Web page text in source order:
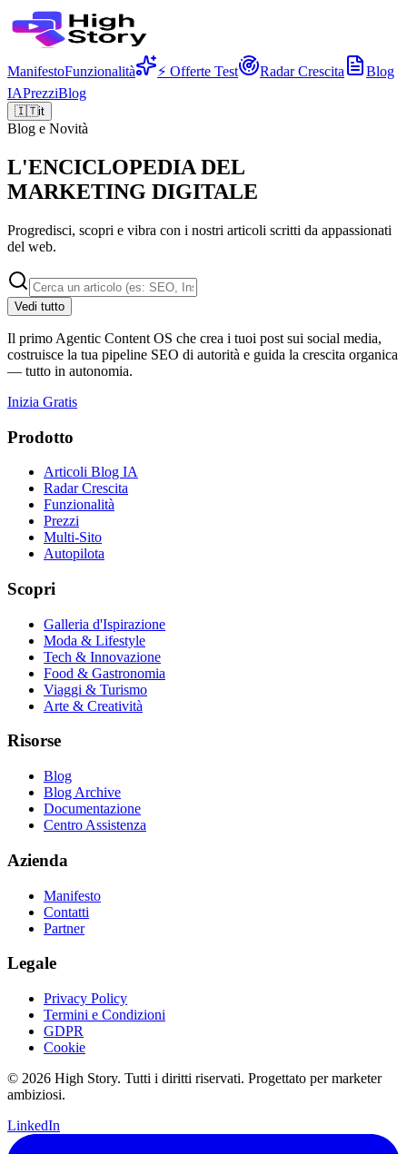
ManifestoFunzionalità ⚡ Offerte Test Radar Crescita
Blog
IAPrezziBlog
🇮🇹it
Blog e Novità
L'ENCICLOPEDIA DEL
MARKETING DIGITALE
Progredisci, scopri e vibra con i nostri articoli scritti da appassionati
del web.
Vedi tutto
Il primo Agentic Content OS che crea i tuoi post sui social media,
costruisce la tua pipeline SEO di autorità e guida la crescita organica
— tutto in autonomia.
Inizia Gratis
Prodotto
Articoli Blog IA
Radar Crescita
Funzionalità
Prezzi
Multi-Sito
Autopilota
Scopri
Galleria d'Ispirazione
Moda & Lifestyle
Tech & Innovazione
Food & Gastronomia
Viaggi & Turismo
Arte & Creatività
Risorse
Blog
Blog Archive
Documentazione
Centro Assistenza
Azienda
Manifesto
Contatti
Partner
Legale
Privacy Policy
Termini e Condizioni
GDPR
Cookie
© 2026 High Story. Tutti i diritti riservati. Progettato per marketer
ambiziosi.
LinkedIn